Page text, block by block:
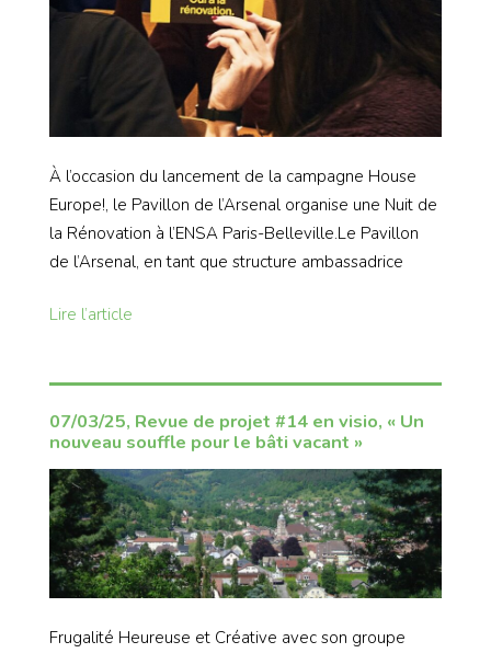
À l’occasion du lancement de la campagne House
Europe!, le Pavillon de l’Arsenal organise une Nuit de
la Rénovation à l’ENSA Paris-Belleville.Le Pavillon
de l’Arsenal, en tant que structure ambassadrice
Lire l’article
07/03/25, Revue de projet #14 en visio, « Un
nouveau souffle pour le bâti vacant »
Frugalité Heureuse et Créative avec son groupe